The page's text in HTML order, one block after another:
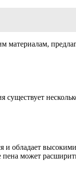
материалам,
существует
и обладает
пена может